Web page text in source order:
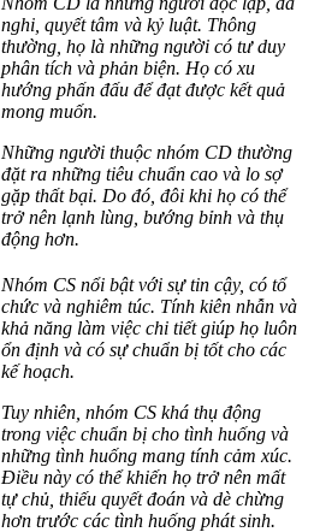
nghi, quyết tâm và kỷ luật. Thông
thường, họ là những người có tư duy
phân tích và phản biện. Họ có xu
hướng phấn đấu để đạt được kết quả
mong muốn.
Những người thuộc nhóm CD thường
đặt ra những tiêu chuẩn cao và lo sợ
gặp thất bại. Do đó, đôi khi họ có thể
trở nên lạnh lùng, bướng bỉnh và thụ
động hơn.
Nhóm CS nổi bật với sự tin cậy, có tổ
chức và nghiêm túc. Tính kiên nhẫn và
khả năng làm việc chi tiết giúp họ luôn
ổn định và có sự chuẩn bị tốt cho các
kế hoạch.
Tuy nhiên, nhóm CS khá thụ động
trong việc chuẩn bị cho tình huống và
những tình huống mang tính cảm xúc.
Điều này có thể khiến họ trở nên mất
tự chủ, thiếu quyết đoán và dè chừng
hơn trước các tình huống phát sinh.